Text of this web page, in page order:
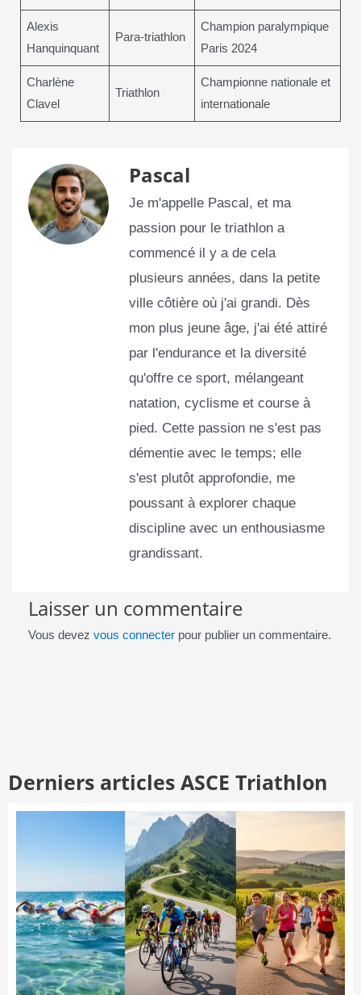
Alexis
Hanquinquant
Para-triathlon
Champion paralympique
Paris 2024
Charlène
Clavel
Triathlon
Championne nationale et
internationale
Pascal
Je m'appelle Pascal, et ma
passion pour le triathlon a
commencé il y a de cela
plusieurs années, dans la petite
ville côtière où j'ai grandi. Dès
mon plus jeune âge, j'ai été attiré
par l'endurance et la diversité
qu'offre ce sport, mélangeant
natation, cyclisme et course à
pied. Cette passion ne s'est pas
démentie avec le temps; elle
s'est plutôt approfondie, me
poussant à explorer chaque
discipline avec un enthousiasme
grandissant.
Laisser un commentaire
Vous devez vous connecterpour publier un commentaire.
Derniers articles ASCE Triathlon